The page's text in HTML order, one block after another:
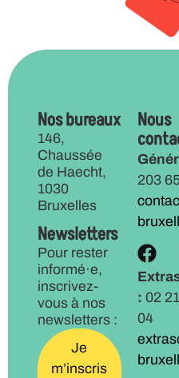
Nos bureaux
146,
Chaussée
de Haecht,
1030
Bruxelles
Newsletters
Pour rester
informé·e,
inscrivez-
vous à nos
newsletters :
Je
m’inscris
Nous
203
: 02
04